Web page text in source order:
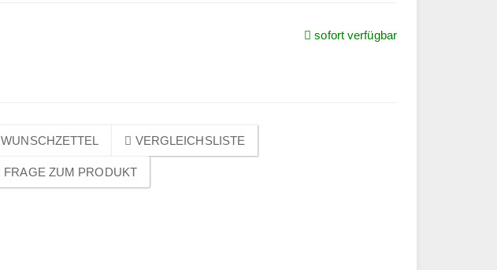
sofort verfügbar
WUNSCHZETTEL VERGLEICHSLISTE
FRAGE ZUM PRODUKT